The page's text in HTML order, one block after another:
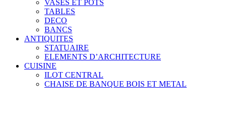
VASES ET POTS
TABLES
DECO
BANCS
ANTIQUITES
STATUAIRE
ELEMENTS D’ARCHITECTURE
CUISINE
ILOT CENTRAL
CHAISE DE BANQUE BOIS ET METAL